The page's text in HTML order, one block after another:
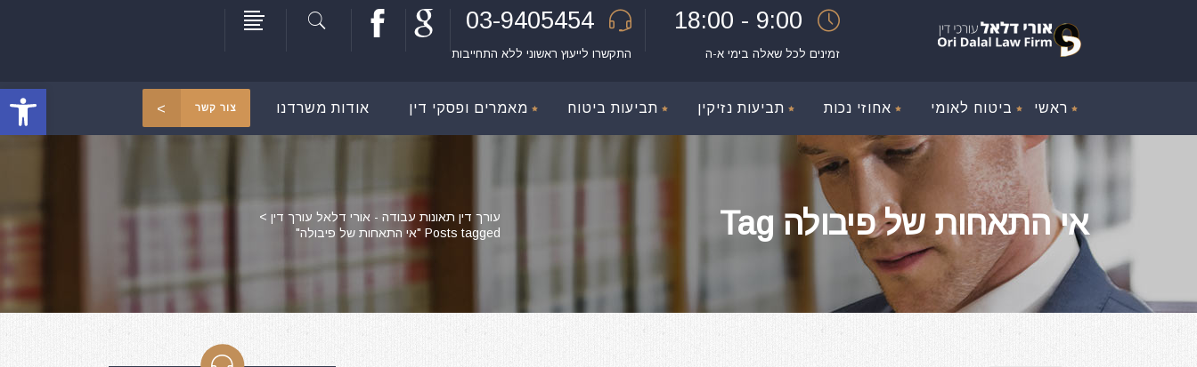
פתח
03-9405454
התקשרו לייעוץ ראשוני ללא התחייבות
9:00 - 18:00
זמינים לכל שאלה בימי א-ה
ראשי ביטוח לאומי אחוזי נכות תביעות נזיקין תביעות ביטוח מאמרים ופסקי דין אודות משרדנו צור קשר
אי התאחות של פיבולה Tag עורך דין תאונות עבודה - אורי דלאל עורך דין >
Posts tagged "אי התאחות של פיבולה"